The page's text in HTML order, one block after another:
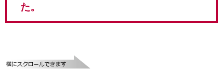
実験ガイド
た。